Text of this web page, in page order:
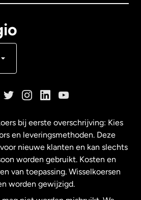
bij eerste overschrijving: Kies
en leveringsmethoden. Deze
nieuwe klanten en kan slechts
worden gebruikt. Kosten en
van toepassing. Wisselkoersen
worden gewijzigd.